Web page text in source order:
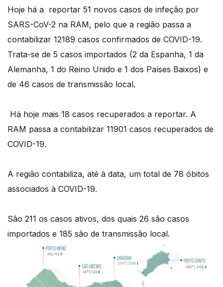
Hoje há a reportar 51 novos casos de infeção por
SARS-CoV-2 na RAM, pelo que a região passa a
contabilizar 12189 casos confirmados de COVID-19.
Trata-se de 5 casos importados (2 da Espanha, 1 da
Alemanha, 1 do Reino Unido e 1 dos Países Baixos) e
de 46 casos de transmissão local.
Há hoje mais 18 casos recuperados a reportar. A
RAM passa a contabilizar 11901 casos recuperados de
COVID-19.
A região contabiliza, até à data, um total de 78 óbitos
associados à COVID-19.
São 211 os casos ativos, dos quais 26 são casos
importados e 185 são de transmissão local.